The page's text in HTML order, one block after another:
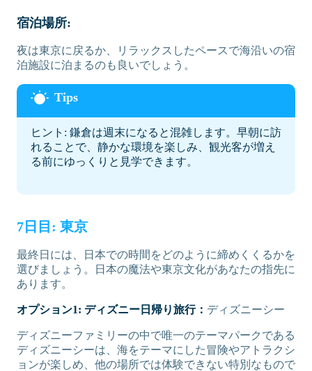
宿泊場所:
夜は東京に戻るか、リラックスしたペースで海沿いの宿
泊施設に泊まるのも良いでしょう。
ヒント: 鎌倉は週末になると混雑します。早朝に訪
れることで、静かな環境を楽しみ、観光客が増え
る前にゆっくりと見学できます。
7日目: 東京
最終日には、日本での時間をどのように締めくくるかを
選びましょう。日本の魔法や東京文化があなたの指先に
あります。
オプション1: ディズニー日帰り旅行： ディズニーシー
ディズニーファミリーの中で唯一のテーマパークである
ディズニーシーは、海をテーマにした冒険やアトラクシ
ョンが楽しめ、他の場所では体験できない特別なもので